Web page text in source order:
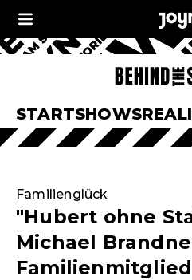
STARTSHOWS
Familienglück
"Hubert ohne
Michael